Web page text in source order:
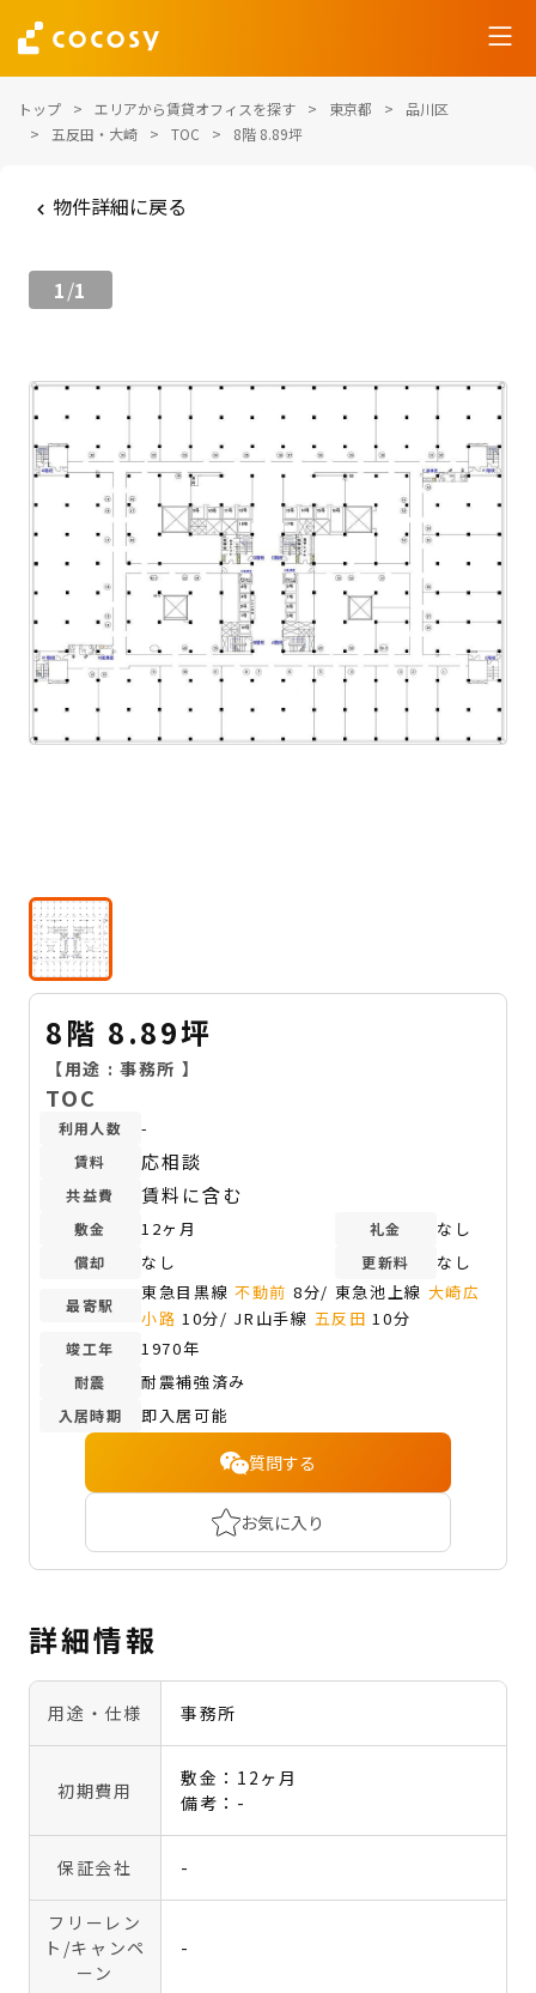
トップ エリアから賃貸オフィスを探す 東京都
品川区
五反田・大崎
TOC 8階 8.89坪
物件詳細に戻る
1/1
8階 8.89坪
【用途 :事務所 】
TOC
利用人数 -
賃料 応相談
共益費 賃料に含む
敷金 12ヶ月 礼金 なし
償却 なし 更新料 なし
最寄駅
東急目黒線不動前 8分/ 東急池上線 大崎広
小路 10分/ JR山手線 五反田 10分
竣工年 1970年
耐震 耐震補強済み
入居時期 即入居可能
質問する
お気に入り
詳細情報
用途・仕様 事務所
初期費用
敷金：12ヶ月
備考：-
保証会社 -
フリーレン
ト /キャンペ
ーン
-